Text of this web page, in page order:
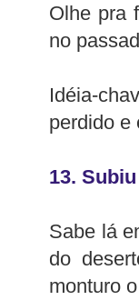
Olhe pra
no
Idéia-
perdido e
13. Subiu
Sabe lá
do
monturo